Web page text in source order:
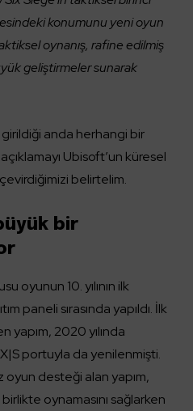
konumunu yeni oyun
oynanış, rafine edilmiş
geliştirmeler sunarak
anda herhangi bir
Ubisoft’un küresel
belirtelim.
bir
oyunun 10. yılının ilk
paneli sırasında yapıldı. İlk
yapım, 2020 yılında
portuyla da yenilenmişti.
desteği alan yapım,
oynamasını sağlarken